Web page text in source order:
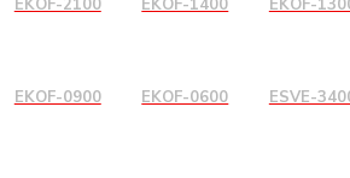
EKOF-2100 EKOF-1400 EKOF-
EKOF-0900 EKOF-0600 ESVE-